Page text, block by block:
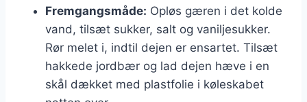
Fremgangsmåde: Opløs gæren i det kolde
vand, tilsæt sukker, salt og vaniljesukker.
Rør melet i, indtil dejen er ensartet. Tilsæt
hakkede jordbær og lad dejen hæve i en
skål dækket med plastfolie i køleskabet